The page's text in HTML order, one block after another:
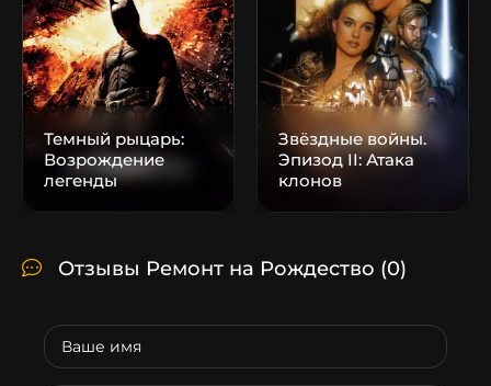
Темный рыцарь:
Возрождение
легенды
Звёздные войны.
Эпизод II: Атака
клонов
Отзывы Ремонт на Рождество (0)